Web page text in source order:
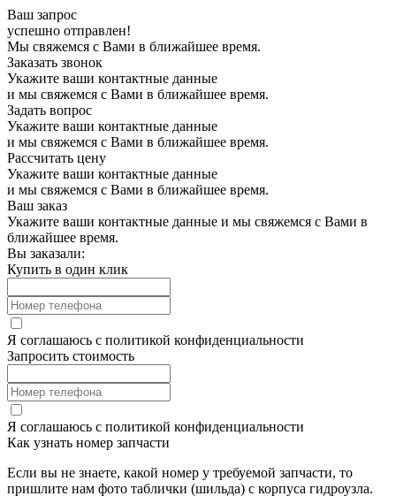
Ваш запрос
успешно отправлен!
Мы свяжемся с Вами в ближайшее время.
Заказать звонок
Укажите ваши контактные данные
и мы свяжемся с Вами в ближайшее время.
Задать вопрос
Укажите ваши контактные данные
и мы свяжемся с Вами в ближайшее время.
Рассчитать цену
Укажите ваши контактные данные
и мы свяжемся с Вами в ближайшее время.
Ваш заказ
Укажите ваши контактные данные и мы свяжемся с Вами в
ближайшее время.
Вы заказали:
Купить в один клик
Я соглашаюсь с политикой конфиденциальности
Запросить стоимость
Я соглашаюсь с политикой конфиденциальности
Как узнать номер запчасти
Если вы не знаете, какой номер у требуемой запчасти, то
пришлите нам фото таблички (шильда) с корпуса гидроузла.